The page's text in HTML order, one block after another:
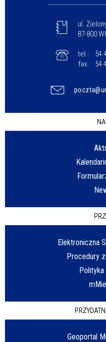
ul.
87-800
tel.:
54
fax.:
54
Elektroniczna
Procedury
Geoportal